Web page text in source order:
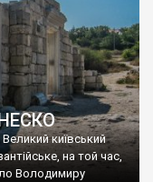
Великий київський
на той час,
Володимиру